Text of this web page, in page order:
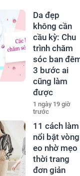
Da đẹp
không cần
cầu kỳ: Chu
trình chăm
sóc ban
3 bước ai
cũng làm
được
1 ngày 19 giờ
trước
11 cách làm
nổi bật vòng
eo nhờ mẹo
thời trang
đơn giản